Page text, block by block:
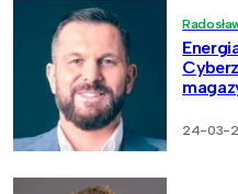
24-03-